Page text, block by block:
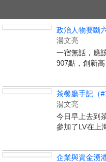
政治人物要斷
湯文亮
一宿無話，應
907點，創新
茶餐廳手記（
湯文亮
今日早上去到
參加了LV在上
企業與資金湧